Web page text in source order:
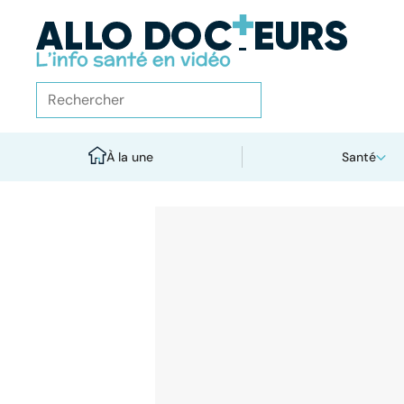
À la une Santé